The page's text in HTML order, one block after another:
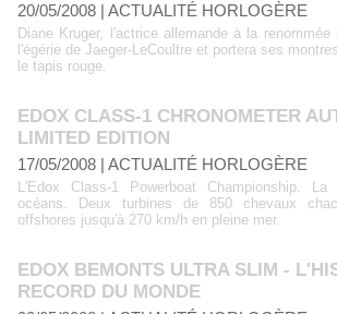
20/05/2008 | ACTUALITÉ HORLOGÈRE
Diane Kruger, l'actrice allemande à la renommée
l'égérie de Jaeger-LeCoultre et portera ses
le tapis rouge.
EDOX CLASS-1 CHRONOMETER
LIMITED EDITION
17/05/2008 | ACTUALITÉ HORLOGÈRE
L'Edox Class-1 Powerboat Championship.
océans. Deux turbines de 850 chevaux
offshores jusqu'à 270 km/h en pleine mer.
EDOX BEMONTS ULTRA SLIM -
RECORD DU MONDE